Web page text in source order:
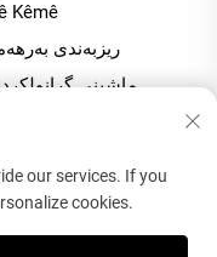
Kêmê
ریزبەندی
ماشینی
our services. If you
cookies.